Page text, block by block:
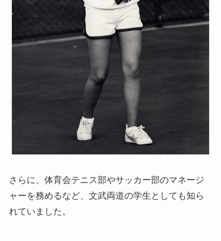
さらに、体育会テニス部やサッカー部のマネージ
ャーを務めるなど、文武両道の学生としても知ら
れていました。